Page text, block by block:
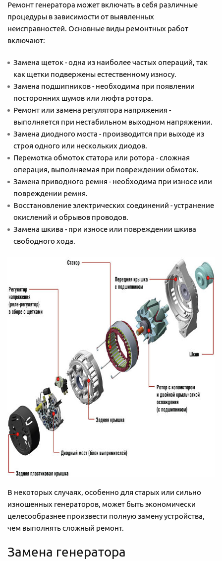
Ремонт генератора может включать в себя различные
процедуры в зависимости от выявленных
неисправностей. Основные виды ремонтных работ
включают:
Замена щеток - одна из наиболее частых операций, так
как щетки подвержены естественному износу.
Замена подшипников - необходима при появлении
посторонних шумов или люфта ротора.
Ремонт или замена регулятора напряжения -
выполняется при нестабильном выходном напряжении.
Замена диодного моста - производится при выходе из
строя одного или нескольких диодов.
Перемотка обмоток статора или ротора - сложная
операция, выполняемая при повреждении обмоток.
Замена приводного ремня - необходима при износе или
повреждении ремня.
Восстановление электрических соединений - устранение
окислений и обрывов проводов.
Замена шкива - при износе или повреждении шкива
свободного хода.
В некоторых случаях, особенно для старых или сильно
изношенных генераторов, может быть экономически
целесообразнее произвести полную замену устройства,
чем выполнять сложный ремонт.
Замена генератора